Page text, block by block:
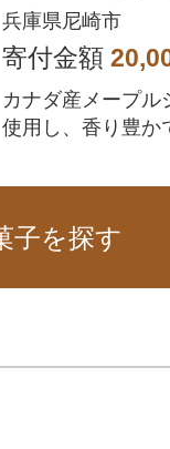
-M30)
兵庫県尼崎市
寄付金額
カナダ産メープル
使用し、香り豊か
子を探す